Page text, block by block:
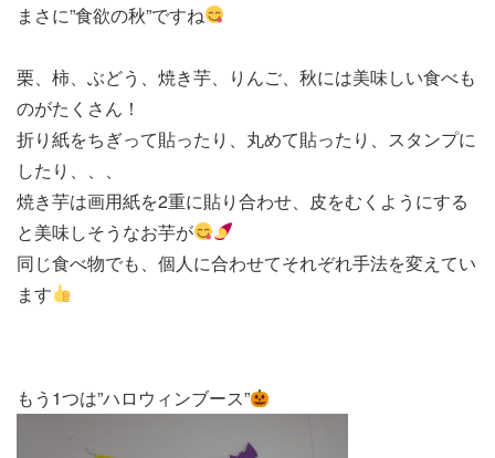
まさに”食欲の秋”ですね
栗、柿、ぶどう、焼き芋、りんご、秋には美味しい食べも
のがたくさん！
折り紙をちぎって貼ったり、丸めて貼ったり、スタンプに
したり、、、
焼き芋は画用紙を2重に貼り合わせ、皮をむくようにする
と美味しそうなお芋が
同じ食べ物でも、個人に合わせてそれぞれ手法を変えてい
ます
もう1つは”ハロウィンブース”